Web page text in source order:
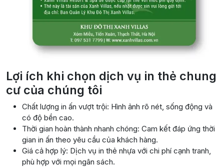
Lợi ích khi chọn dịch vụ in thẻ chung
cư của chúng tôi
Chất lượng in ấn vượt trội: Hình ảnh rõ nét, sống động và
có độ bền cao.
Thời gian hoàn thành nhanh chóng: Cam kết đáp ứng thời
gian in ấn theo yêu cầu của khách hàng.
Giá cả hợp lý: Dịch vụ in thẻ nhựa với chi phí cạnh tranh,
phù hợp với mọi ngân sách.